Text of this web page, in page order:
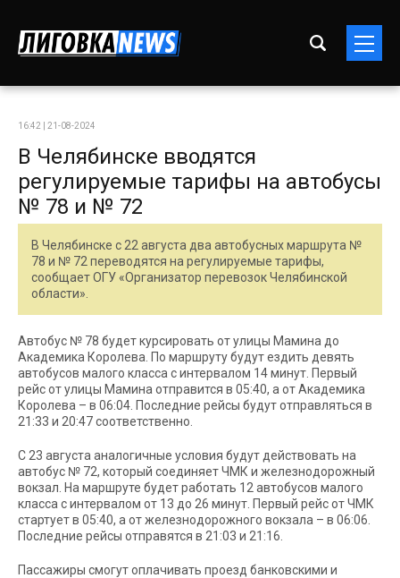
16:42 | 21-08-2024
В Челябинске вводятся
регулируемые тарифы на автобусы
№ 78 и № 72
В Челябинске с 22 августа два автобусных маршрута №
78 и № 72 переводятся на регулируемые тарифы,
сообщает ОГУ «Организатор перевозок Челябинской
области».
Автобус № 78 будет курсировать от улицы Мамина до
Академика Королева. По маршруту будут ездить девять
автобусов малого класса с интервалом 14 минут. Первый
рейс от улицы Мамина отправится в 05:40, а от Академика
Королева – в 06:04. Последние рейсы будут отправляться в
21:33 и 20:47 соответственно.
С 23 августа аналогичные условия будут действовать на
автобус № 72, который соединяет ЧМК и железнодорожный
вокзал. На маршруте будет работать 12 автобусов малого
класса с интервалом от 13 до 26 минут. Первый рейс от ЧМК
стартует в 05:40, а от железнодорожного вокзала – в 06:06.
Последние рейсы отправятся в 21:03 и 21:16.
Пассажиры смогут оплачивать проезд банковскими и